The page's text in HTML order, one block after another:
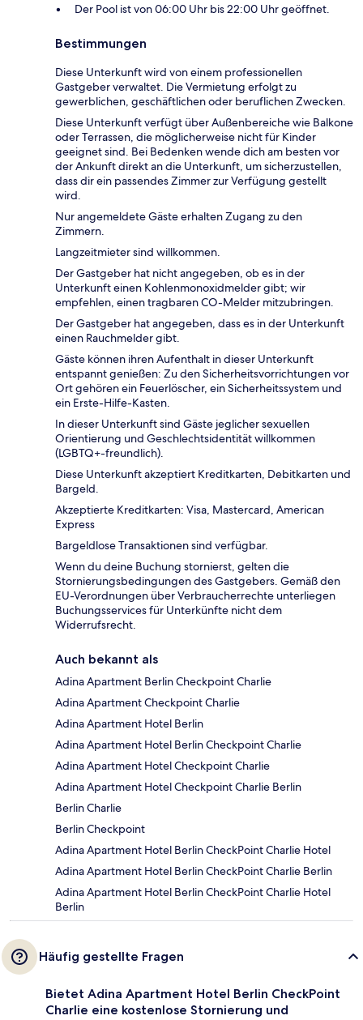
Der Pool ist von 06:00 Uhr bis 22:00 Uhr geöffnet.
Bestimmungen
Diese Unterkunft wird von einem professionellen
Gastgeber verwaltet. Die Vermietung erfolgt zu
gewerblichen, geschäftlichen oder beruflichen Zwecken.
Diese Unterkunft verfügt über Außenbereiche wie Balkone
oder Terrassen, die möglicherweise nicht für Kinder
geeignet sind. Bei Bedenken wende dich am besten vor
der Ankunft direkt an die Unterkunft, um sicherzustellen,
dass dir ein passendes Zimmer zur Verfügung gestellt
wird.
Nur angemeldete Gäste erhalten Zugang zu den
Zimmern.
Langzeitmieter sind willkommen.
Der Gastgeber hat nicht angegeben, ob es in der
Unterkunft einen Kohlenmonoxidmelder gibt; wir
empfehlen, einen tragbaren CO-Melder mitzubringen.
Der Gastgeber hat angegeben, dass es in der Unterkunft
einen Rauchmelder gibt.
Gäste können ihren Aufenthalt in dieser Unterkunft
entspannt genießen: Zu den Sicherheitsvorrichtungen vor
Ort gehören ein Feuerlöscher, ein Sicherheitssystem und
ein Erste-Hilfe-Kasten.
In dieser Unterkunft sind Gäste jeglicher sexuellen
Orientierung und Geschlechtsidentität willkommen
(LGBTQ+-freundlich).
Diese Unterkunft akzeptiert Kreditkarten, Debitkarten und
Bargeld.
Akzeptierte Kreditkarten: Visa, Mastercard, American
Express
Bargeldlose Transaktionen sind verfügbar.
Wenn du deine Buchung stornierst, gelten die
Stornierungsbedingungen des Gastgebers. Gemäß den
EU-Verordnungen über Verbraucherrechte unterliegen
Buchungsservices für Unterkünfte nicht dem
Widerrufsrecht.
Auch bekannt als
Adina Apartment Berlin Checkpoint Charlie
Adina Apartment Checkpoint Charlie
Adina Apartment Hotel Berlin
Adina Apartment Hotel Berlin Checkpoint Charlie
Adina Apartment Hotel Checkpoint Charlie
Adina Apartment Hotel Checkpoint Charlie Berlin
Berlin Charlie
Berlin Checkpoint
Adina Apartment Hotel Berlin CheckPoint Charlie Hotel
Adina Apartment Hotel Berlin CheckPoint Charlie Berlin
Adina Apartment Hotel Berlin CheckPoint Charlie Hotel
Berlin
Häufig gestellte Fragen
Bietet Adina Apartment Hotel Berlin CheckPoint
Charlie eine kostenlose Stornierung und